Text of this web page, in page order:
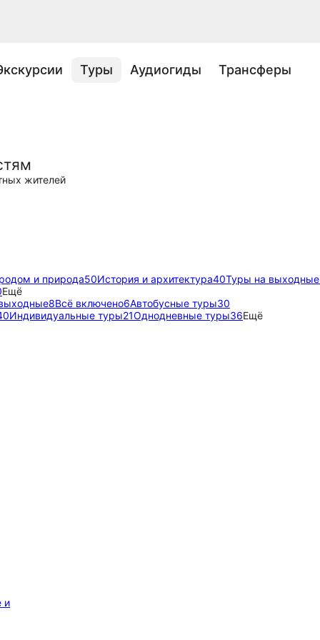
Туры Аудиогиды Трансферы
жителей
и природа50История и архитектура40Туры на выходные
Ещё
8Всё включено6Автобусные туры30
Индивидуальные туры21Однодневные туры36Ещё